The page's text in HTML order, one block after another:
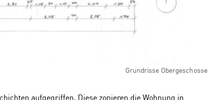
Grundrisse Obergeschosse
aufgegriffen. Diese zonieren die Wohnung in